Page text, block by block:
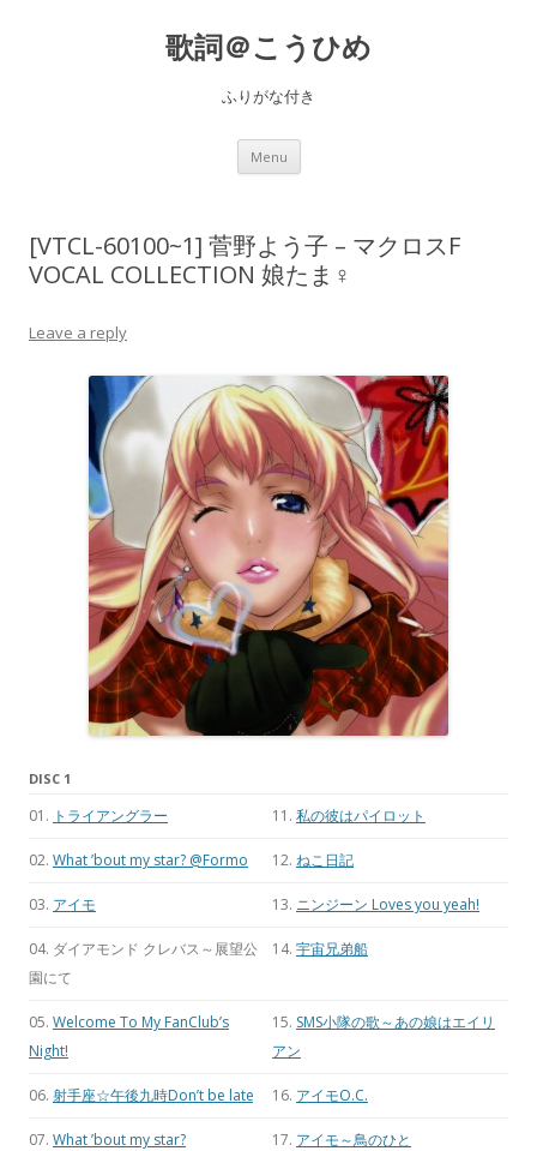
歌詞＠こうひめ
ふりがな付き
Menu Skip to content
[VTCL-60100~1] 菅野よう子 – マクロスF
VOCAL COLLECTION 娘たま♀
Leave a reply
DISC 1
01. トライアングラー 11. 私の彼はパイロット
02. What ’bout my star? @Formo 12. ねこ日記
03. アイモ 13. ニンジーン Loves you yeah!
04. ダイアモンド クレバス～展望公
園にて
14. 宇宙兄弟船
05. Welcome To My FanClub’s
Night!
15. SMS小隊の歌～あの娘はエイリ
アン
06. 射手座☆午後九時Don’t be late 16. アイモO.C.
07. What ’bout my star? 17. アイモ～鳥のひと